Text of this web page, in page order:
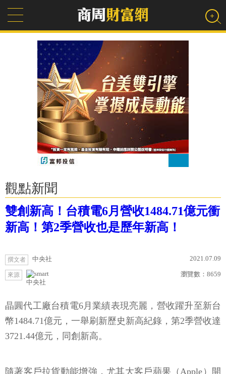
觀點新聞
雙創新高！台積電6月營收1484.71億元衝
新高！第2季營收也是歷年新高！
撰文者 中央社 2021.07.09
來源
中央社
瀏覽數： 8659
晶圓代工廠台積電6月業績表現亮麗，營收躍升至新台
幣1484.71億元，一舉刷新歷史新高紀錄，第2季營收達
3721.44億元，同創新高。
隨著客戶拉貨動能增強，尤其大客戶蘋果（Apple）開